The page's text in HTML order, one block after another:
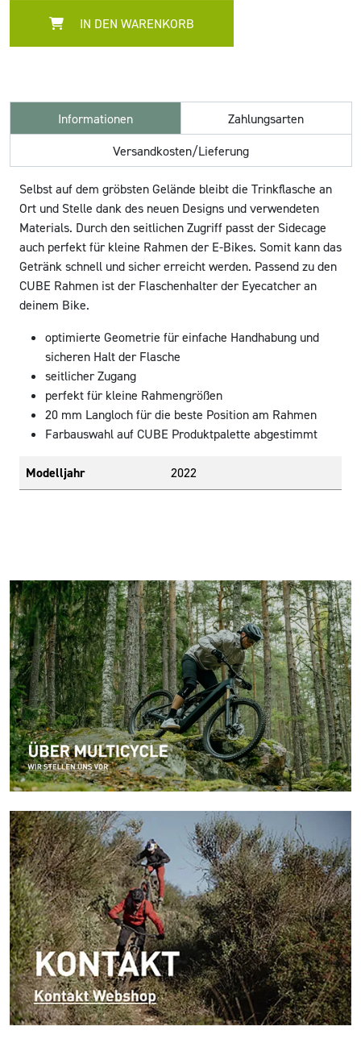
IN DEN WARENKORB
Informationen
Zahlungsarten
Versandkosten/Lieferung
Selbst auf dem gröbsten Gelände bleibt die Trinkflasche an
Ort und Stelle dank des neuen Designs und verwendeten
Materials. Durch den seitlichen Zugriff passt der Sidecage
auch perfekt für kleine Rahmen der E-Bikes. Somit kann das
Getränk schnell und sicher erreicht werden. Passend zu den
CUBE Rahmen ist der Flaschenhalter der Eyecatcher an
deinem Bike.
optimierte Geometrie für einfache Handhabung und
sicheren Halt der Flasche
seitlicher Zugang
perfekt für kleine Rahmengrößen
20 mm Langloch für die beste Position am Rahmen
Farbauswahl auf CUBE Produktpalette abgestimmt
Modelljahr 2022